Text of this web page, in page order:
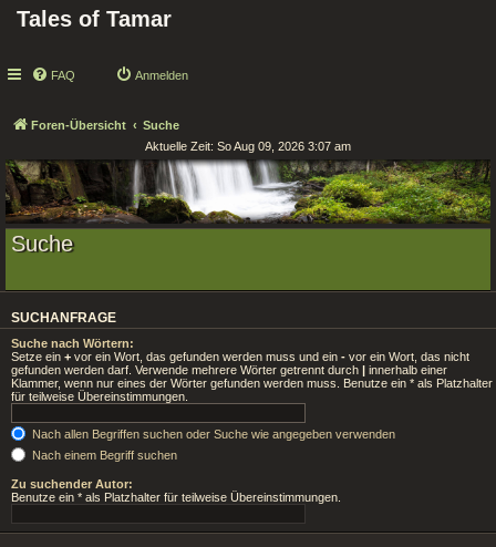
Tales of Tamar
FAQ Anmelden
Foren-Übersicht
Suche
Aktuelle Zeit: So Aug 09, 2026 3:07 am
Suche
SUCHANFRAGE
Suche nach Wörtern:
Setze ein + vor ein Wort, das gefunden werden muss und ein - vor ein Wort, das nicht
gefunden werden darf. Verwende mehrere Wörter getrennt durch | innerhalb einer
Klammer, wenn nur eines der Wörter gefunden werden muss. Benutze ein * als Platzhalter
für teilweise Übereinstimmungen.
Nach allen Begriffen suchen oder Suche wie angegeben verwenden
Nach einem Begriff suchen
Zu suchender Autor:
Benutze ein * als Platzhalter für teilweise Übereinstimmungen.